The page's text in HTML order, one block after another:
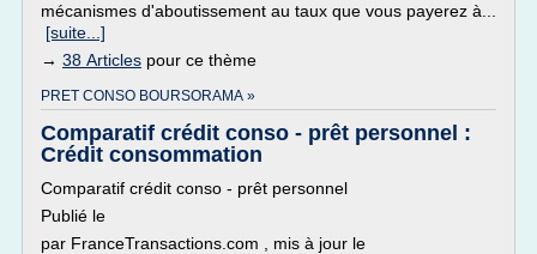
mécanismes d'aboutissement au taux que vous payerez à...
[suite...]
→ 38 Articles pour ce thème
PRET CONSO BOURSORAMA »
Comparatif crédit conso - prêt personnel :
Crédit consommation
Comparatif crédit conso - prêt personnel
Publié le
par FranceTransactions.com , mis à jour le